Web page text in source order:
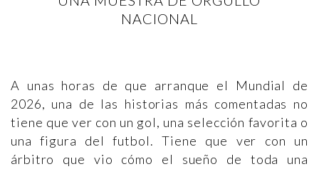
NACIONAL
A unas horas de que arranque el Mundial de
2026, una de las historias más comentadas no
tiene que ver con un gol, una selección favorita o
una figura del futbol. Tiene que ver con un
árbitro que vio cómo el sueño de toda una